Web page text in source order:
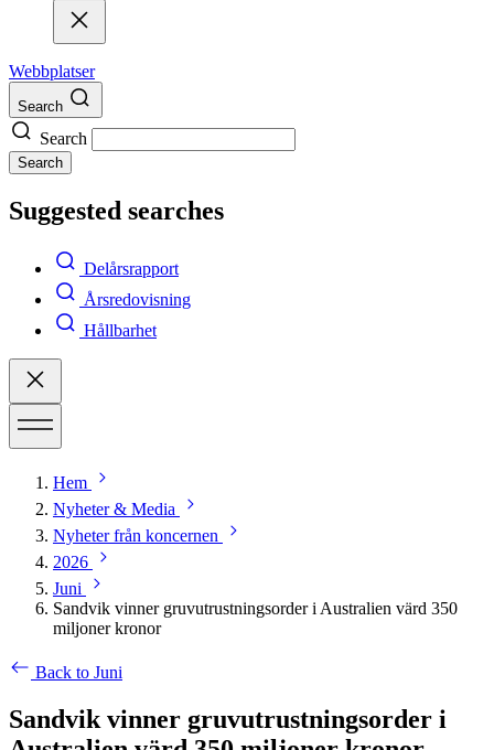
Webbplatser
Search
Search
Search
Suggested searches
Delårsrapport
Årsredovisning
Hållbarhet
Hem
Nyheter & Media
Nyheter från koncernen
2026
Juni
Sandvik vinner gruvutrustningsorder i Australien värd 350
miljoner kronor
Back to Juni
Sandvik vinner gruvutrustningsorder i